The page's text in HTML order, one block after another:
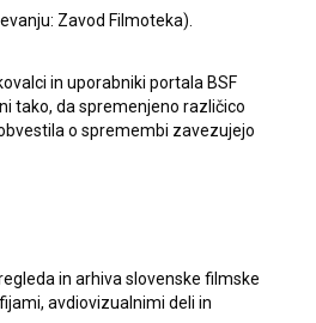
Želim si ogledati ta film
Zavod Filmoteka).
in uporabniki portala BSF
tako, da spremenjeno različico
o spremembi zavezujejo
in arhiva slovenske filmske
avdiovizualnimi deli in